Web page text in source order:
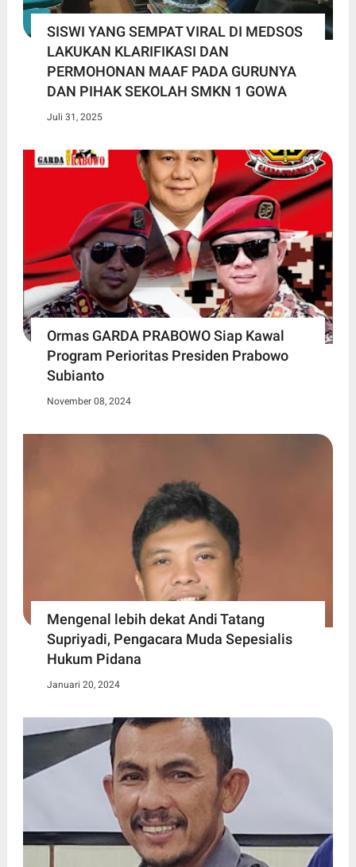
SISWI YANG SEMPAT VIRAL DI MEDSOS
LAKUKAN KLARIFIKASI DAN
PERMOHONAN MAAF PADA GURUNYA
DAN PIHAK SEKOLAH SMKN 1 GOWA
Juli 31, 2025
Ormas GARDA PRABOWO Siap Kawal
Program Perioritas Presiden Prabowo
Subianto
November 08, 2024
Mengenal lebih dekat Andi Tatang
Supriyadi, Pengacara Muda Sepesialis
Hukum Pidana
Januari 20, 2024